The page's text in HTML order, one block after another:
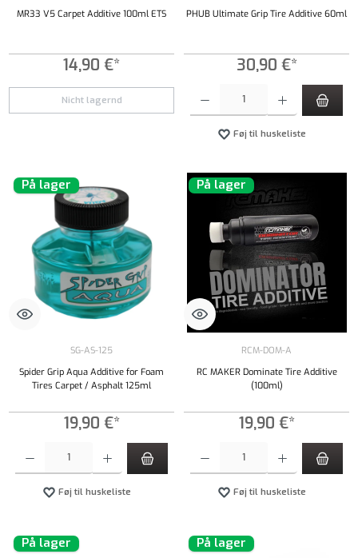
MR33 V5 Carpet Additive 100ml ETS
14,90 €*
Nicht lagernd
PHUB Ultimate Grip Tire Additive 60ml
30,90 €*
Føj til huskeliste
På lager
SG-AS-125
Spider Grip Aqua Additive for Foam
Tires Carpet / Asphalt 125ml
19,90 €*
Føj til huskeliste
På lager
RCM-DOM-A
RC MAKER Dominate Tire Additive
(100ml)
19,90 €*
Føj til huskeliste
På lager På lager